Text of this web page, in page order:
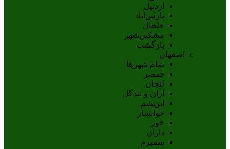
اردبيل
پارس‌آباد
خلخال
مشکين‌شهر
بازگشت
اصفهان
تمام شهر‌ها
قمصر
لنجان
آران و بیدگل
ابریشم
خوانسار
خور
داران
سمیرم